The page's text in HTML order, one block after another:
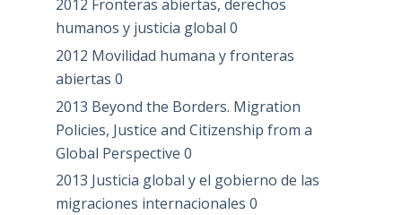
2012 Fronteras abiertas, derechos
humanos y justicia global 0
2012 Movilidad humana y fronteras
abiertas 0
2013 Beyond the Borders. Migration
Policies, Justice and Citizenship from a
Global Perspective 0
2013 Justicia global y el gobierno de las
migraciones internacionales 0